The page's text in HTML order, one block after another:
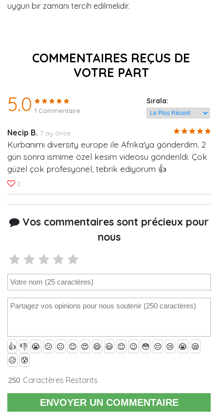
uygun bir zamanı tercih edilmelidir.
COMMENTAIRES REÇUS DE
VOTRE PART
5.0 1 Commentaire
Sırala:
Necip B. 7 ay önce
Kurbanımı diversity europe ile Afrika'ya gönderdim. 2
gün sonra ismime özel kesim videosu gönderildi. Çok
güzel çok profesyonel, tebrik ediyorum 👍
2
Vos commentaires sont précieux pour
nous
👍 👎 😭 😕 😐 😊 😍 😄 😃 😊 😉 😳 😔 😢 😭 😪
😥 😰
Caractères Restants
ENVOYER UN COMMENTAIRE